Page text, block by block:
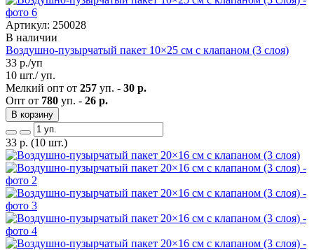
Артикул: 250028
В наличии
Воздушно-пузырчатый пакет 10×25 см с клапаном (3 слоя)
33 р./уп
10 шт./ уп.
Мелкий опт от 257 уп. - 30 р.
Опт от 780 уп. - 26 р.
В корзину
33 р. (10 шт.)